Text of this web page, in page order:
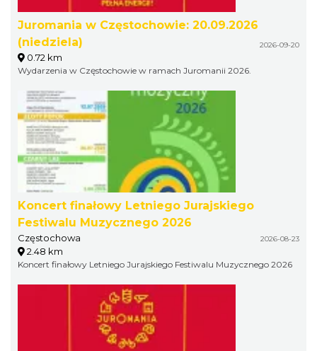
Juromania w Częstochowie: 20.09.2026
(niedziela)
2026-09-20
0.72 km
Wydarzenia w Częstochowie w ramach Juromanii 2026.
Koncert finałowy Letniego Jurajskiego
Festiwalu Muzycznego 2026
Częstochowa 2026-08-23
2.48 km
Koncert finałowy Letniego Jurajskiego Festiwalu Muzycznego 2026